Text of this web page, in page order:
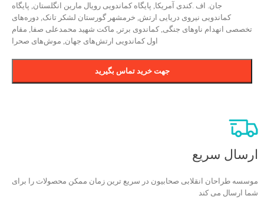
جان. اف .کندی آمریکا, پایگاه کماندویی رویال مارین انگلستان, پایگاه
کماندویی نیروی دریایی ارتش, خرمشهر گورستان لشکر تانک, دوره‌های
تخصصی انهدام ناوهای جنگی, کماندوی برتر , ماکت شهید محمدعلی صفا, مقام
اول کماندویی ارتش‌های جهان, موش‌های صحرا
جهت خرید تماس بگیرید
ارسال سریع
موسسه طراحان انقلابی صحابیون در سریع ترین زمان ممکن محصولات را برای
شما ارسال می کند